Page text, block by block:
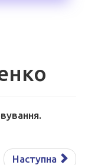
Наступна